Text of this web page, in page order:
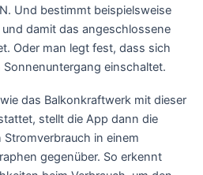
Und bestimmt beispielsweise
damit das angeschlossene
Oder man legt fest, dass sich
einschaltet.
das Balkonkraftwerk mit dieser
stellt die App dann die
in einem
gegenüber. So erkennt